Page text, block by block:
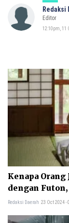
Redaksi
Editor
12:10pm, 11
Kenapa
dengan Futon,
Redaksi Daerah 23 Oct 2024 -